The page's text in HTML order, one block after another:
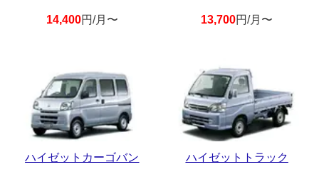
14,400円/月〜 13,700円/月〜
ハイゼットカーゴバン ハイゼットトラック